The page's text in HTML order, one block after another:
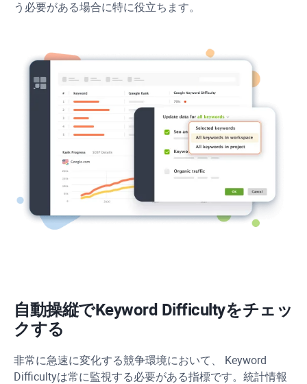
う必要がある場合に特に役立ちます。
自動操縦でKeyword Difficultyをチェッ
クする
非常に急速に変化する競争環境において、 Keyword
Difficultyは常に監視する必要がある指標です。統計情報